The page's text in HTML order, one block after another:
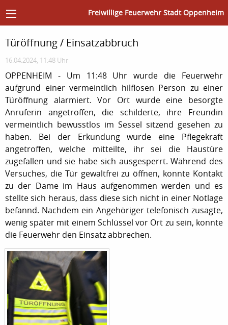
Freiwillige Feuerwehr Stadt Oppenheim
Türöffnung / Einsatzabbruch
16.04.2024, 11:48 Uhr
OPPENHEIM - Um 11:48 Uhr wurde die Feuerwehr
aufgrund einer vermeintlich hilflosen Person zu einer
Türöffnung alarmiert. Vor Ort wurde eine besorgte
Anruferin angetroffen, die schilderte, ihre Freundin
vermeintlich bewusstlos im Sessel sitzend gesehen zu
haben. Bei der Erkundung wurde eine Pflegekraft
angetroffen, welche mitteilte, ihr sei die Haustüre
zugefallen und sie habe sich ausgesperrt. Während des
Versuches, die Tür gewaltfrei zu öffnen, konnte Kontakt
zu der Dame im Haus aufgenommen werden und es
stellte sich heraus, dass diese sich nicht in einer Notlage
befannd. Nachdem ein Angehöriger telefonisch zusagte,
wenig später mit einem Schlüssel vor Ort zu sein, konnte
die Feuerwehr den Einsatz abbrechen.